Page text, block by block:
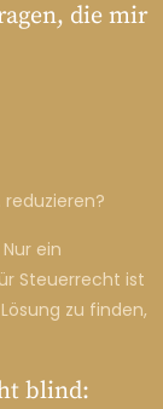
die mir
ein
Steuerrecht ist
zu finden,
blind: